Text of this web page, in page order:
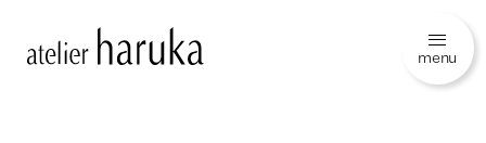
menu